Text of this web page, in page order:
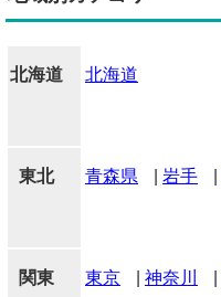
北海道 北海道
東北 青森県 岩手
関東 東京 神奈川